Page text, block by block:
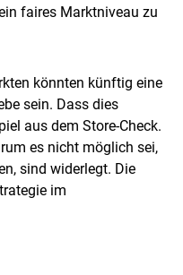
faires Marktniveau zu
könnten künftig eine
sein. Dass dies
aus dem Store-Check.
es nicht möglich sei,
sind widerlegt. Die
im